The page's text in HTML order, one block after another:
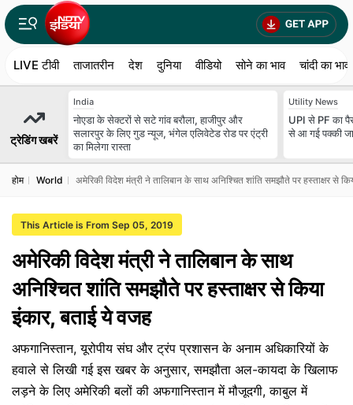
LIVE टीवी ताजातरीन देश दुनिया वीडियो सोने का भाव चांदी का भाव
ट्रेडिंग खबरें
India
नोएडा के सेक्टरों से सटे गांव बरौला, हाजीपुर और
सलारपुर के लिए गुड न्यूज, भंगेल एलिवेटेड रोड पर एंट्री
का मिलेगा रास्ता
Utility News
UPI से PF का
से आ गई पक्‍की
होम World अमेरिकी विदेश मंत्री ने तालिबान के साथ अनिश्चित शांति समझौते पर हस्ताक्षर से
This Article is From Sep 05, 2019
अमेरिकी विदेश मंत्री ने तालिबान के साथ
अनिश्चित शांति समझौते पर हस्ताक्षर से किया
इंकार, बताई ये वजह
अफगानिस्तान, यूरोपीय संघ और ट्रंप प्रशासन के अनाम अधिकारियों के
हवाले से लिखी गई इस खबर के अनुसार, समझौता अल-कायदा के खिलाफ
लड़ने के लिए अमेरिकी बलों की अफगानिस्तान में मौजूदगी, काबुल में